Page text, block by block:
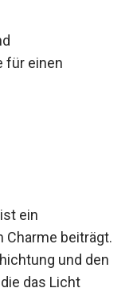
für einen
ein
Charme beiträgt.
und den
das Licht